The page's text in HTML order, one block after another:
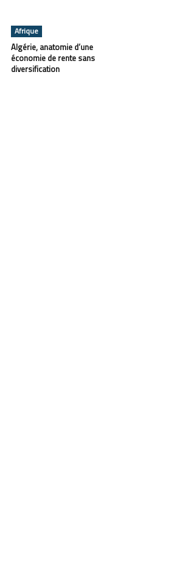
Afrique
Algérie, anatomie d’une
économie de rente sans
diversification